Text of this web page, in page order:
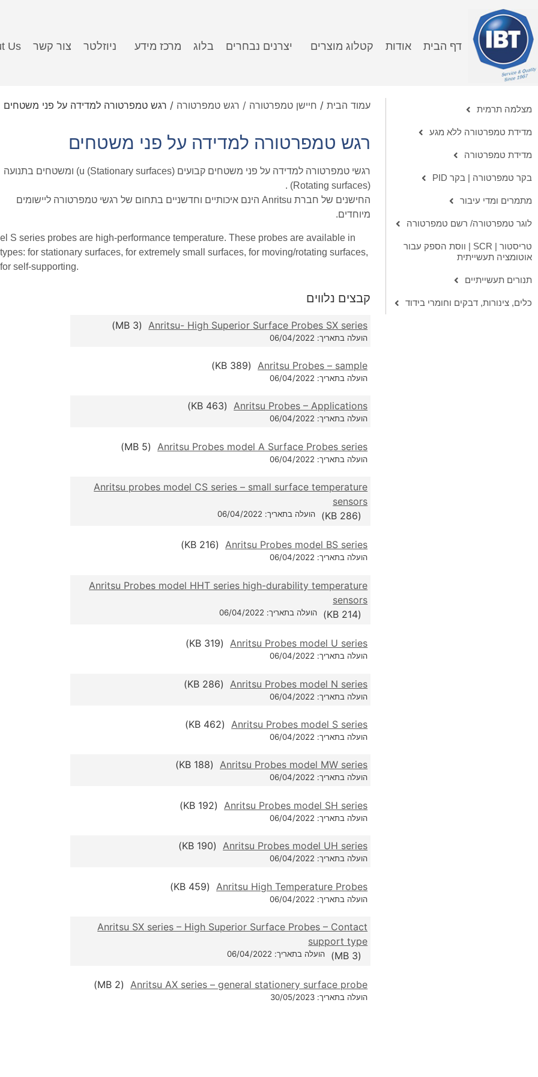
דף הבית אודות קטלוג מוצרים יצרנים נבחרים בלוג מרכז מידע ניוזלטר צור קשר Us
מצלמה תרמית
מדידת טמפרטורה ללא מגע
מדידת טמפרטורה
בקר טמפרטורה | בקר PID
מתמרים ומדי עיבור
לוגר טמפרטורה/ רשם טמפרטורה
טריסטור | SCR | ווסת הספק עבור
אוטומציה תעשייתית
תנורים תעשייתיים
כלים, צינורות, דבקים וחומרי בידוד
עמוד הבית/ חיישן טמפרטורה / רגש טמפרטורה / רגש טמפרטורה למדידה על פני משטחים
רגש טמפרטורה למדידה על פני משטחים
רגשי טמפרטורה למדידה על פני משטחים קבועים (Stationary surfaces) u) ומשטחים בתנועה
(Rotating surfaces) .
החישנים של חברת Anritsu הינם איכותיים וחדשניים בתחום של רגשי טמפרטורה ליישומים
מיוחדים.
S series probes are high-performance temperature. These probes are available in
for stationary surfaces, for extremely small surfaces, for moving/rotating surfaces,
self-supporting.
קבצים נלווים
Anritsu- High Superior Surface Probes SX series
(3 MB)
הועלה בתאריך: 06/04/2022
Anritsu Probes – sample
(389 KB)
הועלה בתאריך: 06/04/2022
Anritsu Probes – Applications
(463 KB)
הועלה בתאריך: 06/04/2022
Anritsu Probes model A Surface Probes series
(5 MB)
הועלה בתאריך: 06/04/2022
Anritsu probes model CS series – small surface temperature
sensors
(286 KB)
הועלה בתאריך: 06/04/2022
Anritsu Probes model BS series
(216 KB)
הועלה בתאריך: 06/04/2022
Anritsu Probes model HHT series high-durability temperature
sensors
(214 KB)
הועלה בתאריך: 06/04/2022
Anritsu Probes model U series
(319 KB)
הועלה בתאריך: 06/04/2022
Anritsu Probes model N series
(286 KB)
הועלה בתאריך: 06/04/2022
Anritsu Probes model S series
(462 KB)
הועלה בתאריך: 06/04/2022
Anritsu Probes model MW series
(188 KB)
הועלה בתאריך: 06/04/2022
Anritsu Probes model SH series
(192 KB)
הועלה בתאריך: 06/04/2022
Anritsu Probes model UH series
(190 KB)
הועלה בתאריך: 06/04/2022
Anritsu High Temperature Probes
(459 KB)
הועלה בתאריך: 06/04/2022
Anritsu SX series – High Superior Surface Probes – Contact
support type
(3 MB)
הועלה בתאריך: 06/04/2022
Anritsu AX series – general stationery surface probe
(2 MB)
הועלה בתאריך: 30/05/2023